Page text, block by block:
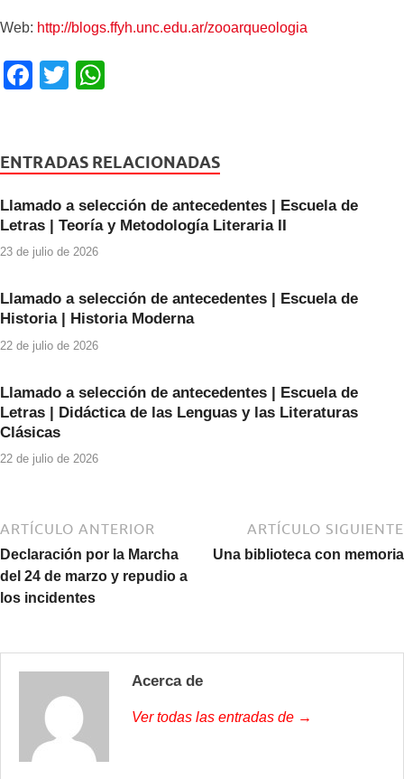
Web: http://blogs.ffyh.unc.edu.ar/zooarqueologia
F
e
o
o
T
er s
p
ENTRADAS RELACIONADAS
Llamado a selección de antecedentes | Escuela de
Letras | Teoría y Metodología Literaria II
23 de julio de 2026
Llamado a selección de antecedentes | Escuela de
Historia | Historia Moderna
22 de julio de 2026
Llamado a selección de antecedentes | Escuela de
Letras | Didáctica de las Lenguas y las Literaturas
Clásicas
22 de julio de 2026
ARTÍCULO ANTERIOR
Declaración por la Marcha
del 24 de marzo y repudio a
los incidentes
ARTÍCULO SIGUIENTE
Una biblioteca con memoria
Acerca de
Ver todas las entradas de →